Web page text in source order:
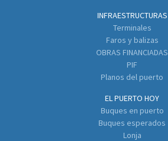
INFRAESTRUCTURAS
Terminales
Faros y balizas
OBRAS FINANCIADAS
PIF
Planos del puerto
EL PUERTO HOY
Buques en puerto
Buques esperados
Lonja